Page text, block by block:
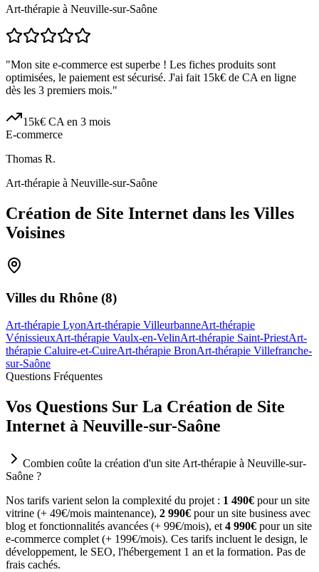
Art-thérapie à Neuville-sur-Saône
"Mon site e-commerce est superbe ! Les fiches produits sont
optimisées, le paiement est sécurisé. J'ai fait 15k€ de CA en ligne
dès les 3 premiers mois."
15k€ CA en 3 mois
E-commerce
Thomas R.
Art-thérapie à Neuville-sur-Saône
Création de Site Internet dans les Villes
Voisines
Villes du Rhône (8)
Art-thérapie LyonArt-thérapie VilleurbanneArt-thérapie
VénissieuxArt-thérapie Vaulx-en-VelinArt-thérapie Saint-PriestArt-
thérapie Caluire-et-CuireArt-thérapie BronArt-thérapie Villefranche-
sur-Saône
Questions Fréquentes
Vos Questions Sur La Création de Site
Internet à Neuville-sur-Saône
Combien coûte la création d'un site Art-thérapie à Neuville-sur-
Saône ?
Nos tarifs varient selon la complexité du projet : 1 490€ pour un site
vitrine (+ 49€/mois maintenance), 2 990€ pour un site business avec
blog et fonctionnalités avancées (+ 99€/mois), et 4 990€ pour un site
e-commerce complet (+ 199€/mois). Ces tarifs incluent le design, le
développement, le SEO, l'hébergement 1 an et la formation. Pas de
frais cachés.